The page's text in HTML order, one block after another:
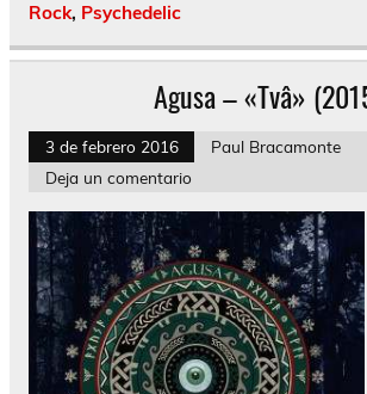
Rock, Psychedelic
Agusa – «Tvâ»
3 de febrero 2016
Paul Bracamonte
Deja un comentario